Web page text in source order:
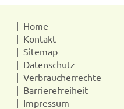
Home
Kontakt
Sitemap
Datenschutz
Verbraucherrechte
Barrierefreiheit
Impressum